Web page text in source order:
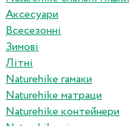
Аксесуари
Всесезонні
Зимові
Літні
Naturehike гамаки
Naturehike матраци
Naturehike контейнери